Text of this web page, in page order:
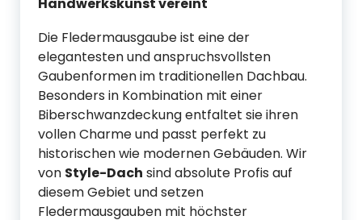
Die Fledermausgaube ist eine der
elegantesten und anspruchsvollsten
Gaubenformen im traditionellen Dachbau.
Besonders in Kombination mit einer
Biberschwanzdeckung entfaltet sie ihren
vollen Charme und passt perfekt zu
historischen wie modernen Gebäuden. Wir
von Style-Dach sind absolute Profis auf
diesem Gebiet und setzen
Fledermausgauben mit höchster